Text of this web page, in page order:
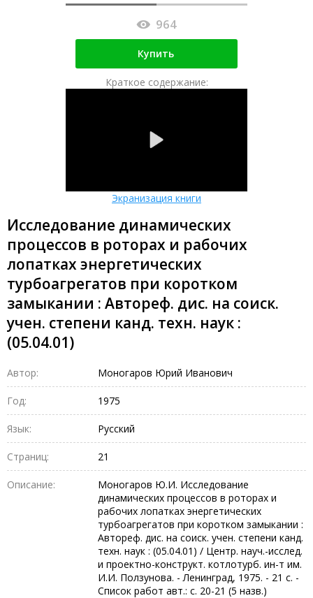
964
Купить
Краткое содержание:
Экранизация книги
Исследование динамических
процессов в роторах и рабочих
лопатках энергетических
турбоагрегатов при коротком
замыкании : Автореф. дис. на соиск.
учен. степени канд. техн. наук :
(05.04.01)
Автор: Моногаров Юрий Иванович
Год: 1975
Язык: Русский
Страниц: 21
Описание:
Моногаров Ю.И. Исследование
динамических процессов в роторах и
рабочих лопатках энергетических
турбоагрегатов при коротком замыкании :
Автореф. дис. на соиск. учен. степени канд.
техн. наук : (05.04.01) / Центр. науч.-исслед.
и проектно-конструкт. котлотурб. ин-т им.
И.И. Ползунова. - Ленинград, 1975. - 21 с. -
Список работ авт.: с. 20-21 (5 назв.)